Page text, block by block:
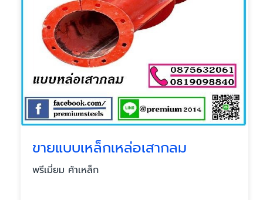
ขายแบบเหล็กเหล่อเสากลม
พรีเมี่ยม ค้าเหล็ก